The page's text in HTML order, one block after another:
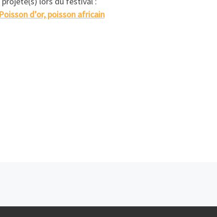
Poisson d’or, poisson africain